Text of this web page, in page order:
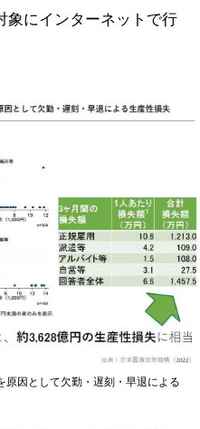
にインターネットで行
原因として欠勤・遅刻・早退による